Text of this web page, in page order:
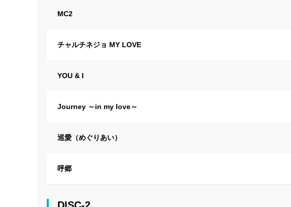
MC2
チャルチネジョ MY LOVE
YOU & I
Journey ～in my love～
巡愛（めぐりあい）
呼郷